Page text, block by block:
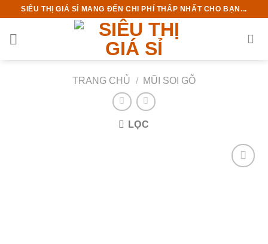
Chuyển
nội
SIÊU THỊ GIÁ SỈ MANG ĐẾN CHI PHÍ THẤP NHẤT CHO BẠN...
TRANG CHỦ / MŨI SOI GỖ
LỌC